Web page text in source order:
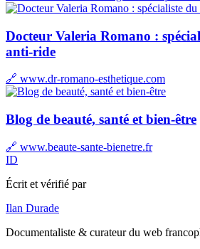
Docteur Valeria Romano :
anti-ride
🔗 www.dr-romano-esthetique.com
Blog de beauté, santé et bien-être
🔗 www.beaute-sante-bienetre.fr
ID
Écrit et vérifié par
Ilan Durade
Documentaliste & curateur du web